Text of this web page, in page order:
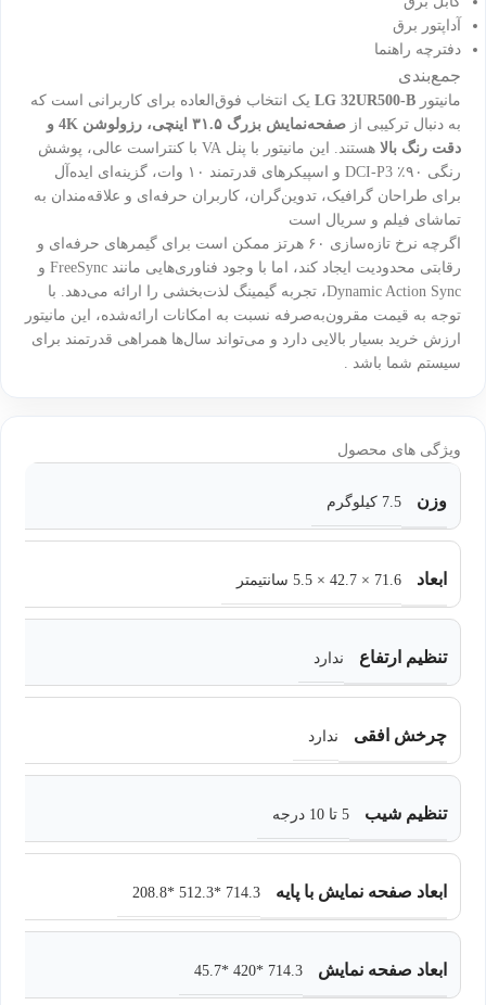
آداپتور برق
دفترچه راهنما
جمع‌بندی
مانیتور LG 32UR500-B یک انتخاب فوق‌العاده برای کاربرانی است که
به دنبال ترکیبی از
صفحه‌نمایش بزرگ ۳۱.۵ اینچی، رزولوشن 4K و
دقت رنگ بالا
هستند. این مانیتور با پنل VA با کنتراست عالی، پوشش
رنگی ۹۰٪ DCI-P3 و اسپیکرهای قدرتمند ۱۰ وات، گزینه‌ای ایده‌آل
برای طراحان گرافیک، تدوین‌گران، کاربران حرفه‌ای و علاقه‌مندان به
تماشای فیلم و سریال است
اگرچه نرخ تازه‌سازی ۶۰ هرتز ممکن است برای گیمرهای حرفه‌ای و
رقابتی محدودیت ایجاد کند، اما با وجود فناوری‌هایی مانند FreeSync و
Dynamic Action Sync، تجربه گیمینگ لذت‌بخشی را ارائه می‌دهد. با
توجه به قیمت مقرون‌به‌صرفه نسبت به امکانات ارائه‌شده، این مانیتور
ارزش خرید بسیار بالایی دارد و می‌تواند سال‌ها همراهی قدرتمند برای
سیستم شما باشد .
ویژگی های محصول
وزن 7.5 کیلوگرم
ابعاد 71.6 × 42.7 × 5.5 سانتیمتر
تنظیم ارتفاع ندارد
چرخش افقی ندارد
تنظیم شیب 5 تا 10 درجه
ابعاد صفحه نمایش با پایه 714.3 *512.3 *208.8
ابعاد صفحه نمایش 714.3 *420 *45.7